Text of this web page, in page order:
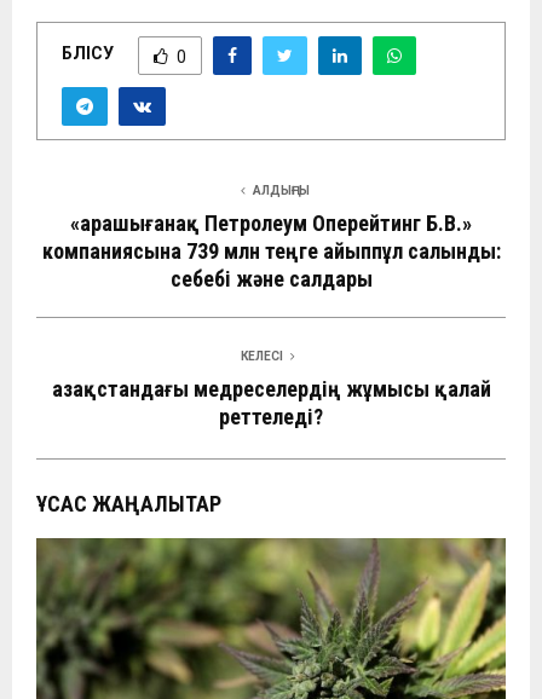
БӨЛІСУ 0
АЛДЫҢҒЫ
«Қарашығанақ Петролеум Оперейтинг Б.В.»
компаниясына 739 млн теңге айыппұл салынды:
себебі және салдары
КЕЛЕСІ
Қазақстандағы медреселердің жұмысы қалай
реттеледі?
ҰҚСАС ЖАҢАЛЫҚТАР